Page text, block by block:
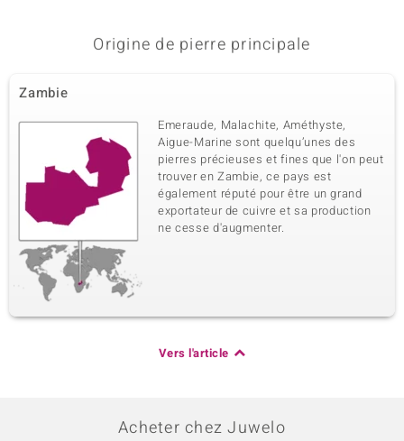
Origine de pierre principale
Zambie
Emeraude, Malachite, Améthyste,
Aigue-Marine sont quelqu’unes des
pierres précieuses et fines que l'on peut
trouver en Zambie, ce pays est
également réputé pour être un grand
exportateur de cuivre et sa production
ne cesse d'augmenter.
Vers l'article
Acheter chez Juwelo